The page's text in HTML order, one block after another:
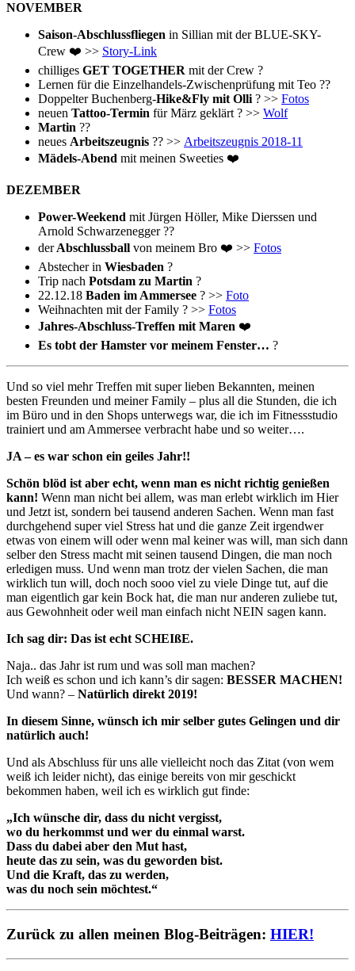
NOVEMBER
Saison-Abschlussfliegen in Sillian mit der BLUE-SKY-
Crew ❤️ >> Story-Link
chilliges GET TOGETHER mit der Crew ?
Lernen für die Einzelhandels-Zwischenprüfung mit Teo ??
Doppelter Buchenberg-Hike&Fly mit Olli ? >> Fotos
neuen Tattoo-Termin für März geklärt ? >> Wolf
Martin ??
neues Arbeitszeugnis ?? >> Arbeitszeugnis 2018-11
Mädels-Abend mit meinen Sweeties ❤️
DEZEMBER
Power-Weekend mit Jürgen Höller, Mike Dierssen und
Arnold Schwarzenegger ??
derAbschlussball von meinem Bro ❤️ >> Fotos
Abstecher in Wiesbaden ?
Trip nach Potsdam zu Martin ?
22.12.18 Baden im Ammersee ? >> Foto
Weihnachten mit der Family ? >> Fotos
Jahres-Abschluss-Treffen mit Maren ❤️
Es tobt der Hamster vor meinem Fenster… ?
Und so viel mehr Treffen mit super lieben Bekannten, meinen
besten Freunden und meiner Family – plus all die Stunden, die ich
im Büro und in den Shops unterwegs war, die ich im Fitnessstudio
trainiert und am Ammersee verbracht habe und so weiter….
JA – es war schon ein geiles Jahr!!
Schön blöd ist aber echt, wenn man es nicht richtig genießen
kann! Wenn man nicht bei allem, was man erlebt wirklich im Hier
und Jetzt ist, sondern bei tausend anderen Sachen. Wenn man fast
durchgehend super viel Stress hat und die ganze Zeit irgendwer
etwas von einem will oder wenn mal keiner was will, man sich dann
selber den Stress macht mit seinen tausend Dingen, die man noch
erledigen muss. Und wenn man trotz der vielen Sachen, die man
wirklich tun will, doch noch sooo viel zu viele Dinge tut, auf die
man eigentlich gar kein Bock hat, die man nur anderen zuliebe tut,
aus Gewohnheit oder weil man einfach nicht NEIN sagen kann.
Ich sag dir: Das ist echt SCHEIßE.
Naja.. das Jahr ist rum und was soll man machen?
Ich weiß es schon und ich kann’s dir sagen: BESSER MACHEN!
Und wann? – Natürlich direkt 2019!
In diesem Sinne, wünsch ich mir selber gutes Gelingen und dir
natürlich auch!
Und als Abschluss für uns alle vielleicht noch das Zitat (von wem
weiß ich leider nicht), das einige bereits von mir geschickt
bekommen haben, weil ich es wirklich gut finde:
„Ich wünsche dir, dass du nicht vergisst,
wo du herkommst und wer du einmal warst.
Dass du dabei aber den Mut hast,
heute das zu sein, was du geworden bist.
Und die Kraft, das zu werden,
was du noch sein möchtest.“
Zurück zu allen meinen Blog-Beiträgen: HIER!